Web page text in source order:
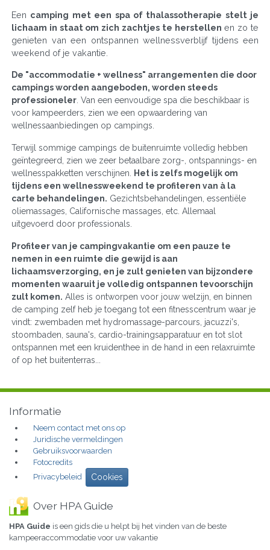
Een camping met een spa of thalassotherapie stelt je
lichaam in staat om zich zachtjes te herstellen en zo te
genieten van een ontspannen wellnessverblijf tijdens een
weekend of je vakantie.
De "accommodatie + wellness" arrangementen die door
campings worden aangeboden, worden steeds
professioneler . Van een eenvoudige spa die beschikbaar is
voor kampeerders, zien we een opwaardering van
wellnessaanbiedingen op campings.
Terwijl sommige campings de buitenruimte volledig hebben
geïntegreerd, zien we zeer betaalbare zorg-, ontspannings- en
wellnesspakketten verschijnen. Het is zelfs mogelijk om
tijdens een wellnessweekend te profiteren van à la
carte behandelingen. Gezichtsbehandelingen, essentiële
oliemassages, Californische massages, etc. Allemaal
uitgevoerd door professionals.
Profiteer van je campingvakantie om een pauze te
nemen in een ruimte die gewijd is aan
lichaamsverzorging, en je zult genieten van bijzondere
momenten waaruit je volledig ontspannen tevoorschijn
zult komen. Alles is ontworpen voor jouw welzijn, en binnen
de camping zelf heb je toegang tot een fitnesscentrum waar je
vindt: zwembaden met hydromassage-parcours, jacuzzi's,
stoombaden, sauna's, cardio-trainingsapparatuur en tot slot
ontspannen met een kruidenthee in de hand in een relaxruimte
of op het buitenterras...
Informatie
Neem contact met ons op
Juridische vermeldingen
Gebruiksvoorwaarden
Fotocredits
Privacybeleid
Cookies
Over HPA Guide
HPA Guide is een gids die u helpt bij het vinden van de beste
kampeeraccommodatie voor uw vakantie